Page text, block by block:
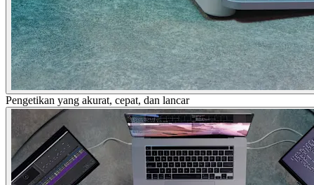
Pengetikan yang akurat, cepat, dan lancar